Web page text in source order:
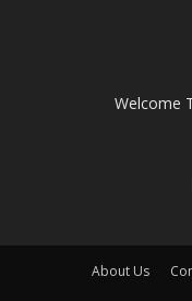
Welcome
About Us